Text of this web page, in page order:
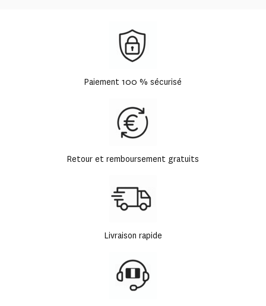
Paiement 100 % sécurisé
Retour et remboursement gratuits
Livraison rapide